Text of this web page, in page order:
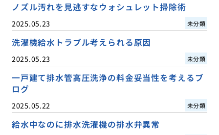
ノズル汚れを見逃すなウォシュレット掃除術
2025.05.23 未分類
洗濯機給水トラブル考えられる原因
2025.05.23 未分類
一戸建て排水管高圧洗浄の料金妥当性を考えるブ
ログ
2025.05.22 未分類
給水中なのに排水洗濯機の排水弁異常